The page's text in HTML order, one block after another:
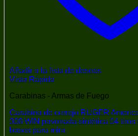
Añadir a la lista de deseos
Vista Rápida
Carabinas - Armas de Fuego
Carabina de cerrojo RUGER
308 WIN pavonada-sintética 04 tiros
bases para mira.